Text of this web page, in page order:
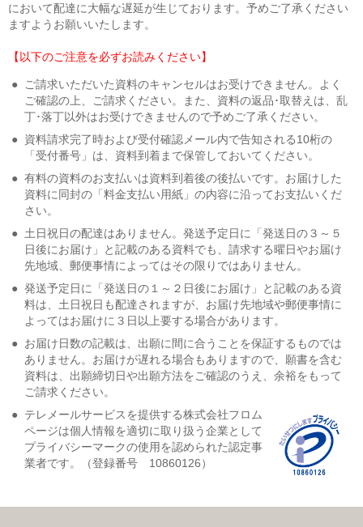
において配達に大幅な遅延が生じております。予めご了承ください
ますようお願いいたします。
【以下のご注意を必ずお読みください】
●
ご請求いただいた資料のキャンセルはお受けできません。よく
ご確認の上、ご請求ください。また、資料の返品･取替えは、乱
丁･落丁以外はお受けできませんので予めご了承ください。
● 資料請求完了時および受付確認メール内で告知される10桁の
「受付番号」は、資料到着まで保管しておいてください。
● 有料の資料のお支払いは資料到着後の後払いです。お届けした
資料に同封の「料金支払い用紙」の内容に沿ってお支払いくだ
さい。
● 土日祝日の配達はありません。発送予定日に「発送日の３～５
日後にお届け」と記載のある資料でも、請求する曜日やお届け
先地域、郵便事情によってはその限りではありません。
● 発送予定日に「発送日の１～２日後にお届け」と記載のある資
料は、土日祝日も配達されますが、お届け先地域や郵便事情に
よってはお届けに３日以上要する場合があります。
● お届け日数の記載は、出願に間に合うことを保証するものでは
ありません。お届けが遅れる場合もありますので、願書を含む
資料は、出願締切日や出願方法をご確認のうえ、余裕をもって
ご請求ください。
● テレメールサービスを提供する株式会社フロム
ページは個人情報を適切に取り扱う企業として
プライバシーマークの使用を認められた認定事
業者です。（登録番号 10860126）